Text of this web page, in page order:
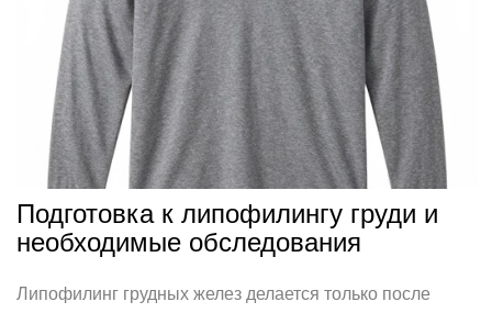
Подготовка к липофилингу груди и
необходимые обследования
Липофилинг грудных желез делается только после